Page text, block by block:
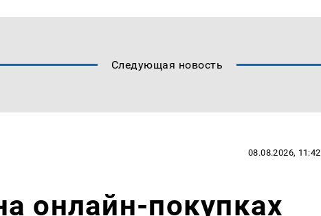
Следующая новость
08.08.2026, 11:42
онлайн-покупках